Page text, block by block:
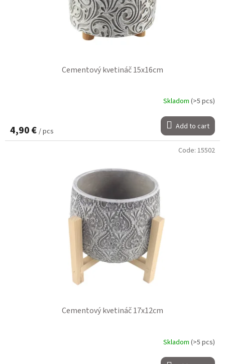
Cementový kvetináč 15x16cm
Skladom (>5 pcs)
4,90 € / pcs Add to cart
Cementový kvetináč 17x12cm
Skladom (>5 pcs)
Code: 15502